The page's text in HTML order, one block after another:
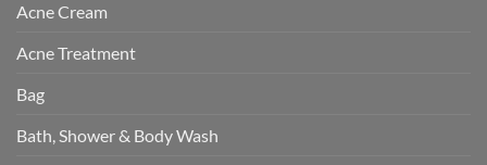
Acne Cream
Acne Treatment
Bag
Bath, Shower & Body Wash